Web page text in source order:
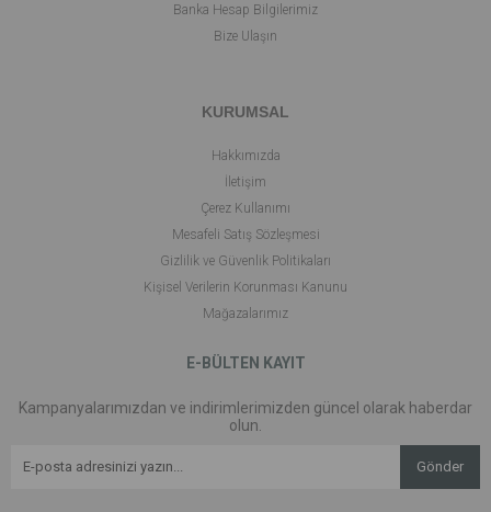
Banka Hesap Bilgilerimiz
Bize Ulaşın
KURUMSAL
Hakkımızda
İletişim
Çerez Kullanımı
Mesafeli Satış Sözleşmesi
Gizlilik ve Güvenlik Politikaları
Kişisel Verilerin Korunması Kanunu
Mağazalarımız
E-BÜLTEN KAYIT
Kampanyalarımızdan ve indirimlerimizden güncel olarak haberdar
olun.
Gönder